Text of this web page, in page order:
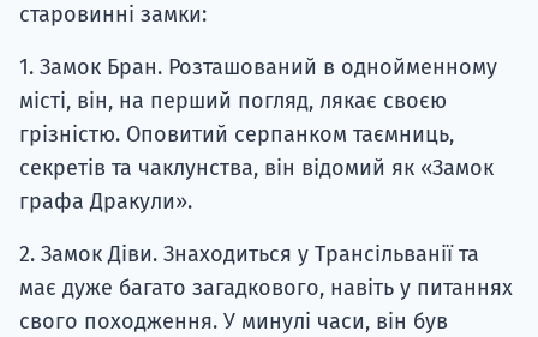
старовинні замки:
1. Замок Бран. Розташований в однойменному
місті, він, на перший погляд, лякає своєю
грізністю. Оповитий серпанком таємниць,
секретів та чаклунства, він відомий як «Замок
графа Дракули».
2. Замок Діви. Знаходиться у Трансільванії та
має дуже багато загадкового, навіть у питаннях
свого походження. У минулі часи, він був